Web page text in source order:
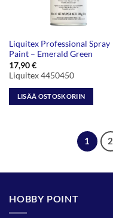
Liquitex Professional Spray
Paint – Emerald Green
17,90€
Liquitex 4450450
LISÄÄ OSTOSKORIIN
1 2
HOBBY POINT